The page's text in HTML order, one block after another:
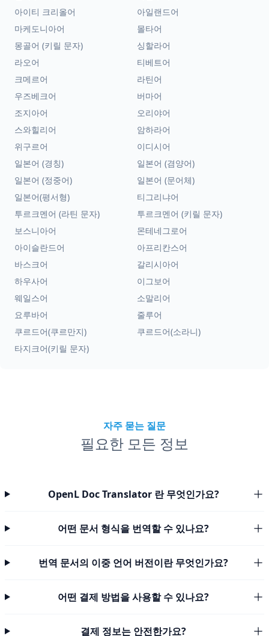
아이티 크리올어
아일랜드어
마케도니아어
몰타어
몽골어 (키릴 문자)
싱할라어
라오어
티베트어
크메르어
라틴어
우즈베크어
버마어
조지아어
오리야어
스와힐리어
암하라어
위구르어
이디시어
일본어 (경칭)
일본어 (겸양어)
일본어 (정중어)
일본어 (문어체)
일본어(평서형)
티그리냐어
투르크멘어 (라틴 문자)
투르크멘어 (키릴 문자)
보스니아어
몬테네그로어
아이슬란드어
아프리칸스어
바스크어
갈리시아어
하우사어
이그보어
웨일스어
소말리어
요루바어
줄루어
쿠르드어(쿠르만지)
쿠르드어(소라니)
타지크어(키릴 문자)
자주 묻는 질문
필요한 모든 정보
OpenL Doc Translator 란 무엇인가요?
어떤 문서 형식을 번역할 수 있나요?
번역 문서의 이중 언어 버전이란 무엇인가요?
어떤 결제 방법을 사용할 수 있나요?
결제 정보는 안전한가요?